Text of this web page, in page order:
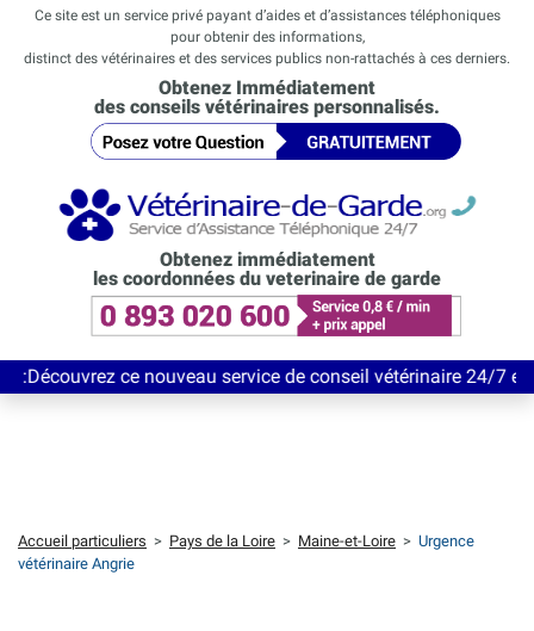
Ce site est un service privé payant d’aides et d’assistances téléphoniques
pour obtenir des informations,
distinct des vétérinaires et des services publics non-rattachés à ces derniers.
Obtenez Immédiatement
des conseils vétérinaires personnalisés.
Obtenez immédiatement
les coordonnées du veterinaire de garde
ce nouveau service de conseil vétérinaire 24/7
Accueil particuliers > Pays de la Loire > Maine-et-Loire > Urgence
vétérinaire Angrie